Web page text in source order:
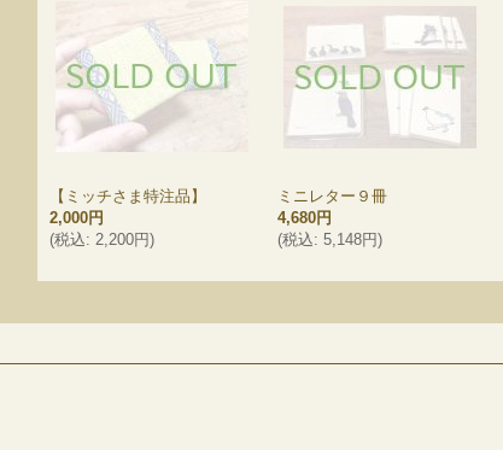
【ミッチさま特注品】
2,000円
(税込: 2,200円)
ミニレター９冊
4,680円
(税込: 5,148円)